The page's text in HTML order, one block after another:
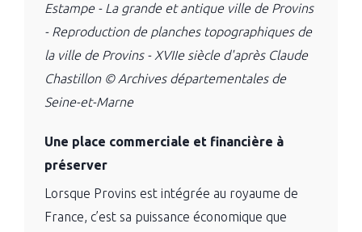
Estampe - La grande et antique ville de Provins
- Reproduction de planches topographiques de
la ville de Provins - XVIIe siècle d'après Claude
Chastillon © Archives départementales de
Seine-et-Marne
Une place commerciale et financière à
préserver
Lorsque Provins est intégrée au royaume de
France, c’est sa puissance économique que